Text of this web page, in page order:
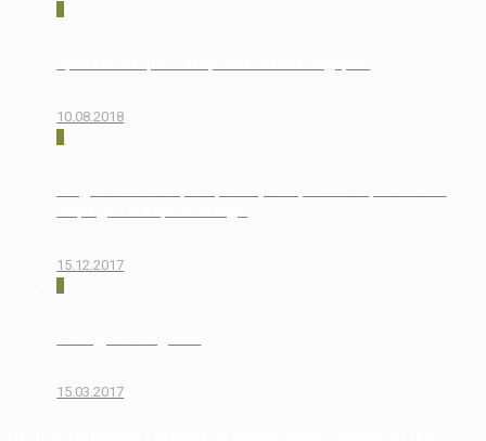
0
10.08.2018
0
15.12.2017
0
15.03.2017